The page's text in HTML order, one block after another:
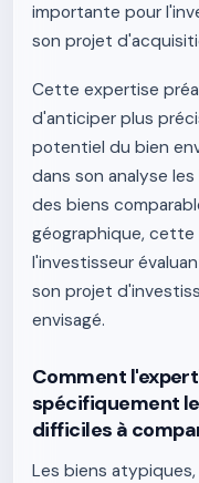
importante pour
son projet
Cette expertise
d'anticiper plus
potentiel du bien
dans son analyse
des biens
géographique,
l'investisseur
son projet
envisagé.
Comment
spécifiquement
difficiles à
Les biens